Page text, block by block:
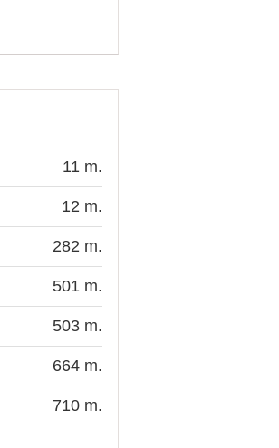
11 m.
12 m.
282 m.
501 m.
503 m.
664 m.
710 m.